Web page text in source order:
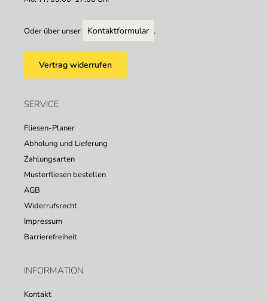
Oder über unser Kontaktformular .
Vertrag widerrufen
SERVICE
Fliesen-Planer
Abholung und Lieferung
Zahlungsarten
Musterfliesen bestellen
AGB
Widerrufsrecht
Impressum
Barrierefreiheit
INFORMATION
Kontakt